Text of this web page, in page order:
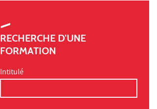
RECHERCHE D'UNE
FORMATION
Intitulé